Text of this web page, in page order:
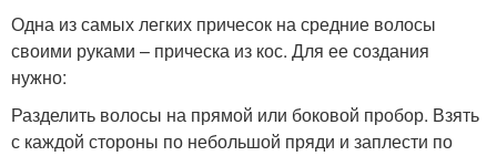
Одна из самых легких причесок на средние волосы
своими руками – прическа из кос. Для ее создания
нужно:
Разделить волосы на прямой или боковой пробор. Взять
с каждой стороны по небольшой пряди и заплести по